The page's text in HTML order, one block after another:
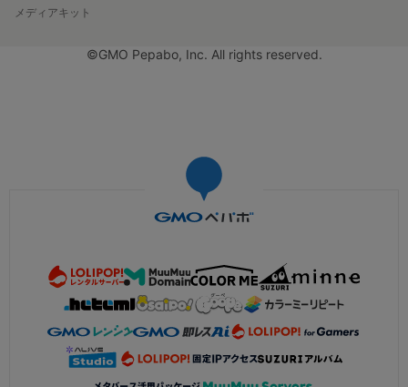
メディアキット
©GMO Pepabo, Inc. All rights reserved.